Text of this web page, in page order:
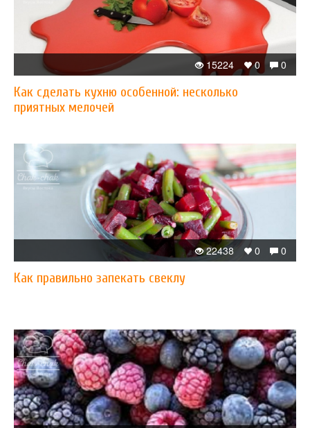
0
0
15224
Как сделать кухню особенной: несколько
приятных мелочей
0
0
22438
Как правильно запекать свеклу